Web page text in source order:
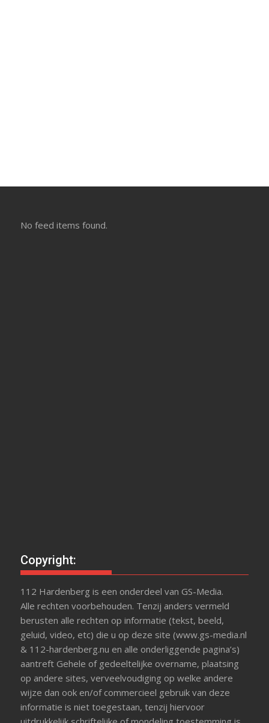
No feed items found.
Copyright:
112 Hardenberg is een onderdeel van GS-Media.
Alle rechten voorbehouden. Tenzij anders vermeld
berusten alle rechten op informatie (tekst, beeld,
geluid, video, etc) die u op deze site (www.gs-media.nl
& 112-hardenberg.nu en alle onderliggende pagina’s)
aantreft Gehele of gedeeltelijke overname, plaatsing
op andere sites, verveelvoudiging op welke andere
wijze dan ook en/of commercieel gebruik van deze
informatie is niet toegestaan, tenzij hiervoor